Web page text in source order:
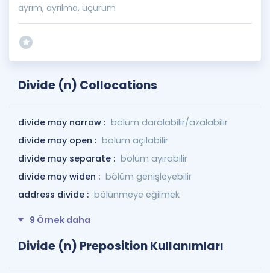
ayrım, ayrılma, uçurum
Divide (n) Collocations
divide may narrow : bölüm daralabilir/azalabilir
divide may open : bölüm açılabilir
divide may separate : bölüm ayırabilir
divide may widen : bölüm genişleyebilir
address divide : bölünmeye eğilmek
9 Örnek daha
Divide (n) Preposition Kullanımları